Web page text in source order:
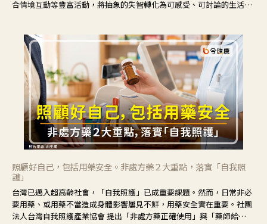
合情境互動等豐富活動，將抽象的失智轉化為可感受、可討論的生活情
照顧好自己，包括用藥安全。非處方藥２大重點，落實「自我照
護」
台灣已邁入超高齡社會，「自我照護」已成重要課題。然而，日常非必
要用藥、或用藥不當造成身體影響屢見不鮮，用藥安全實在重要。社團
法人台灣自我照護產業協會 提出「非處方藥正確使用」與「藥師給